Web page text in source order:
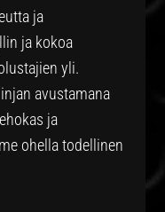
ja
ja kokoa
yli.
avustamana
ja
ohella todellinen